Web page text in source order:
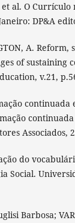
al. O Currículo
DP&A
A. Reform,
of sustaining
v.21,
continuada
Associados,
do
Social.
Barbosa;